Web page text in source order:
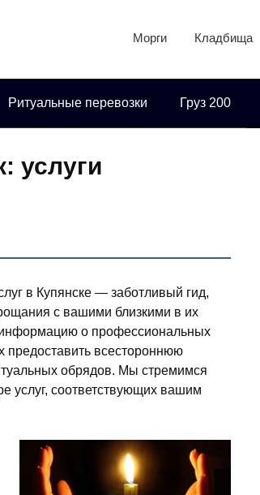
Морги Кладбища
Ритуальные перевозки Груз 200
услуги
в Купянске — заботливый гид,
с вашими близкими в их
о профессиональных
предоставить всестороннюю
обрядов. Мы стремимся
услуг, соответствующих вашим